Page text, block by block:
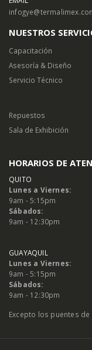
NUESTROS
Capacitación
Asesoría & Diseño
Servicio Técnico
Repuestos
Sala de Exhibición
HORARIOS DE
QUITO
Lunes a Viernes:
9am - 5:15pm
Sábados:
9am - 12:30pm
GUAYAQUIL
Lunes a Viernes:
9am - 5:15pm
Sábados:
9am - 12:30pm
Excepto los puentes